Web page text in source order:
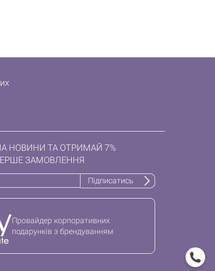
НОВИНИ ТА ОТРИМАЙ 7%
ЗАМОВЛЕННЯ
Підписатись
Провайдер корпоративних
подарунків з брендуванням